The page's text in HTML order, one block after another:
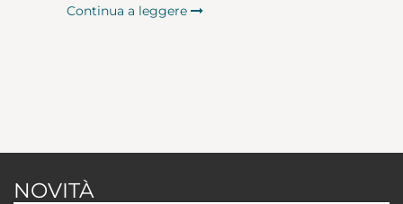
Continua a leggere
NOVITÀ